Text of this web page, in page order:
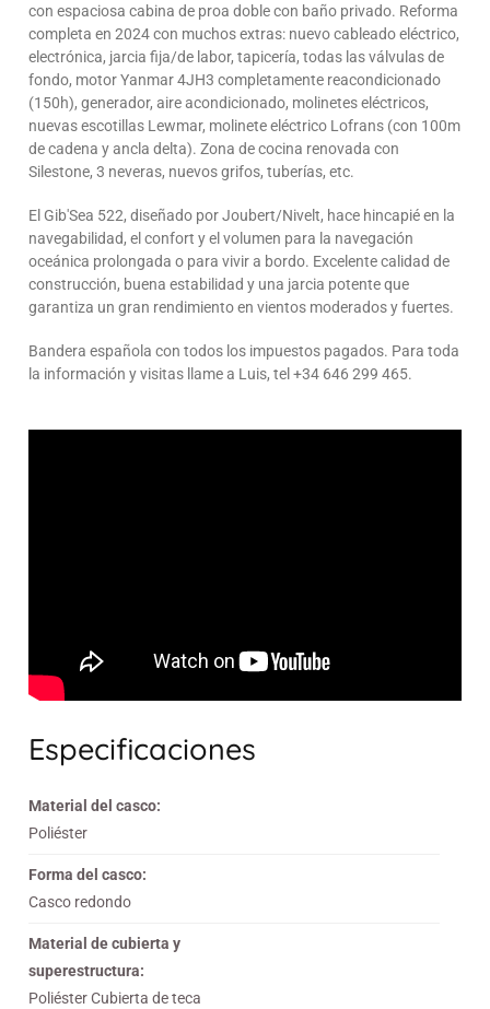
con espaciosa cabina de proa doble con baño privado. Reforma
completa en 2024 con muchos extras: nuevo cableado eléctrico,
electrónica, jarcia fija/de labor, tapicería, todas las válvulas de
fondo, motor Yanmar 4JH3 completamente reacondicionado
(150h), generador, aire acondicionado, molinetes eléctricos,
nuevas escotillas Lewmar, molinete eléctrico Lofrans (con 100m
de cadena y ancla delta). Zona de cocina renovada con
Silestone, 3 neveras, nuevos grifos, tuberías, etc.
El Gib'Sea 522, diseñado por Joubert/Nivelt, hace hincapié en la
navegabilidad, el confort y el volumen para la navegación
oceánica prolongada o para vivir a bordo. Excelente calidad de
construcción, buena estabilidad y una jarcia potente que
garantiza un gran rendimiento en vientos moderados y fuertes.
Bandera española con todos los impuestos pagados. Para toda
la información y visitas llame a Luis, tel +34 646 299 465.
Especificaciones
Material del casco:
Poliéster
Forma del casco:
Casco redondo
Material de cubierta y
superestructura:
Poliéster Cubierta de teca